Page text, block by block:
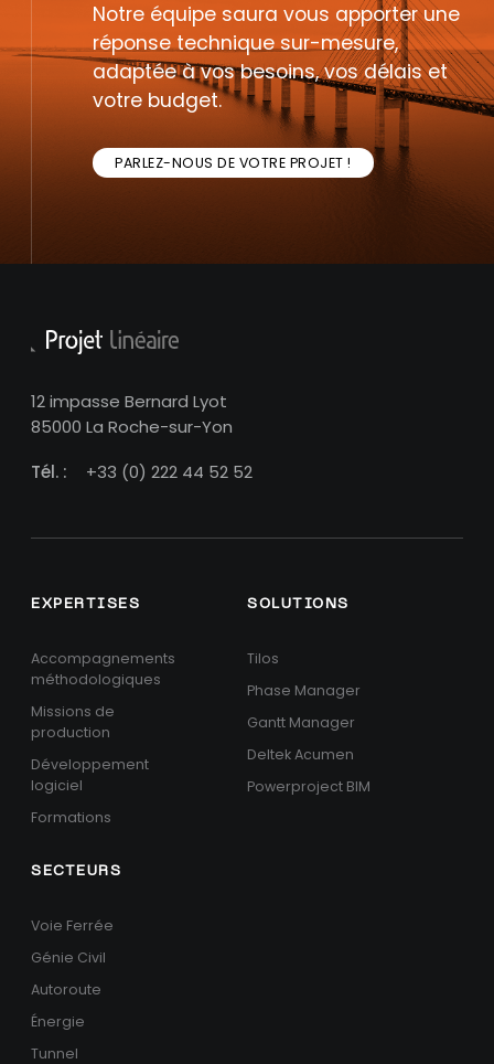
Notre équipe saura vous apporter une
réponse technique sur-mesure,
adaptée à vos besoins, vos délais et
votre budget.
PARLEZ-NOUS DE VOTRE PROJET !
12 impasse Bernard Lyot
85000 La Roche-sur-Yon
Tél. :
+33 (0) 222 44 52 52
EXPERTISES
Accompagnements
méthodologiques
Missions de
production
Développement
logiciel
Formations
SOLUTIONS
Tilos
Phase Manager
Gantt Manager
Deltek Acumen
Powerproject BIM
SECTEURS
Voie Ferrée
Génie Civil
Autoroute
Énergie
Tunnel